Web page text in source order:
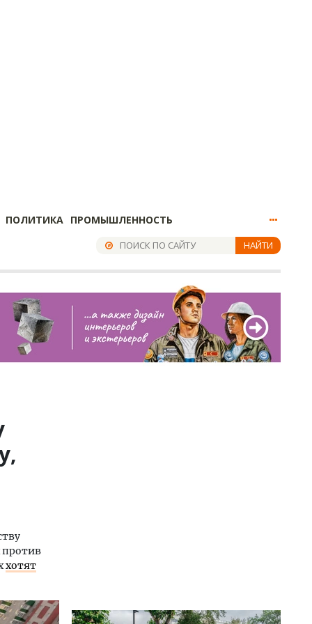
ПОЛИТИКА ПРОМЫШЛЕННОСТЬ
НАЙТИ
хотят